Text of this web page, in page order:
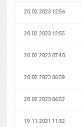
20.02.2023 12:56
20.02.2023 12:55
20.02.2023 07:40
20.02.2023 06:59
20.02.2023 06:52
19.11.2021 11:32